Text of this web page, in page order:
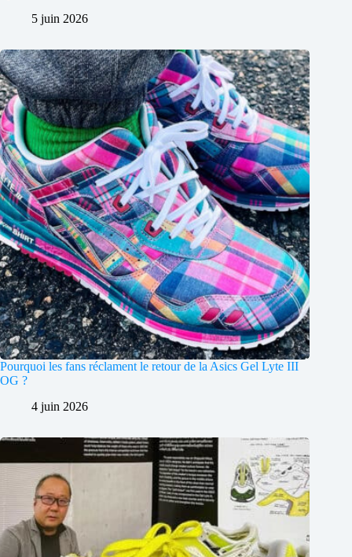
5 juin 2026
Pourquoi les fans réclament le retour de la Asics Gel Lyte III
OG ?
4 juin 2026